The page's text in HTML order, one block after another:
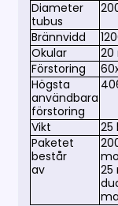
Diameter
tubus
Brännvidd
Okular
20
Förstoring
Högsta
användbara
förstoring
Vikt
25
Paketet
består
av
25